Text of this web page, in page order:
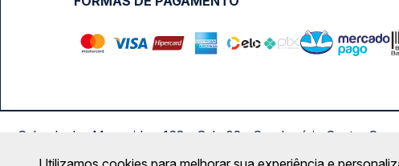
Calçada das Margaridas, 163 - Sala 02 - Condomínio Centro